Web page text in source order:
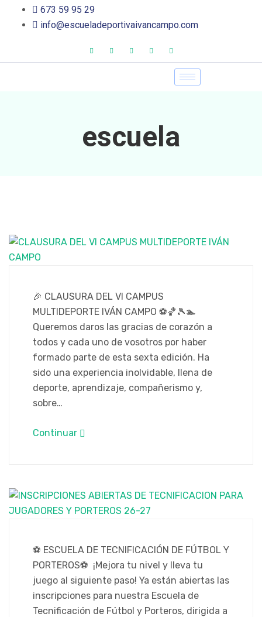
673 59 95 29
info@escueladeportivaivancampo.com
escuela
🎉 CLAUSURA DEL VI CAMPUS
MULTIDEPORTE IVÁN CAMPO ⚽🏀🎾🏊
Queremos daros las gracias de corazón a
todos y cada uno de vosotros por haber
formado parte de esta sexta edición. Ha
sido una experiencia inolvidable, llena de
deporte, aprendizaje, compañerismo y,
sobre…
Continuar
⚽ ESCUELA DE TECNIFICACIÓN DE FÚTBOL Y
PORTEROS⚽ ¡Mejora tu nivel y lleva tu
juego al siguiente paso! Ya están abiertas las
inscripciones para nuestra Escuela de
Tecnificación de Fútbol y Porteros, dirigida a